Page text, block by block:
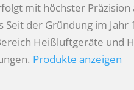
mit höchster
Seit der Gründung im
Heißluftgeräte und
Produkte anzeigen